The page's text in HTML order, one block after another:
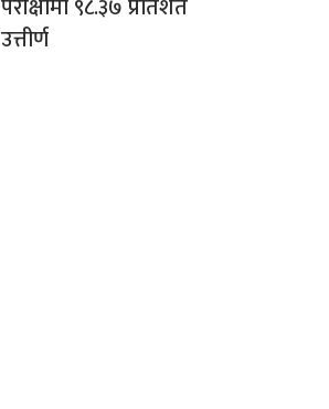
परीक्षामा ९८.३७ प्रतिशत
उत्तीर्ण